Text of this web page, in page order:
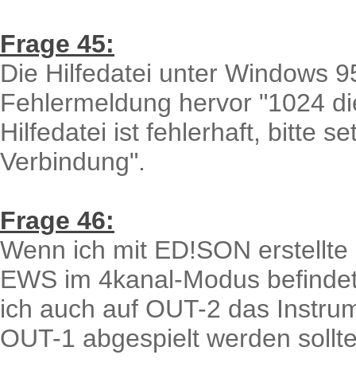
Frage 45:
Die Hilfedatei unter Windows
Fehlermeldung hervor "1024
Hilfedatei ist fehlerhaft, bitte
Verbindung".
Frage 46:
Wenn ich mit ED!SON
EWS im 4kanal-Modus
ich auch auf OUT-2 das
OUT-1 abgespielt werden